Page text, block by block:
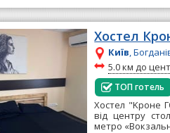
Хостел
Київ,
~
5.0 км до
ТОП готель
Хостел "Kроне
від центру
метро